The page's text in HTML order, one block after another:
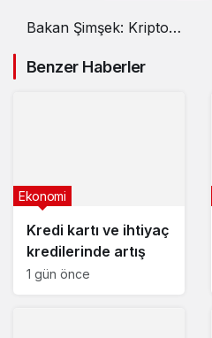
Bakan Şimşek: Kripto
yasakladık
Benzer Haberler
Kredi kartı ve ihtiyaç
kredilerinde artış
Ekonomi
1 gün önce